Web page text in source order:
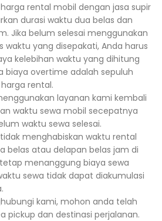
rental mobil dengan jasa supir
durasi waktu dua belas dan
Jika belum selesai menggunakan
waktu yang disepakati, Anda harus
kelebihan waktu yang dihitung
biaya overtime adalah sepuluh
rental.
layanan kami kembali
waktu sewa mobil secepatnya
waktu sewa selesai.
menghabiskan waktu rental
belas atau delapan belas jam di
menanggung biaya sewa
sewa tidak dapat diakumulasi
kami, mohon anda telah
pickup dan destinasi perjalanan.